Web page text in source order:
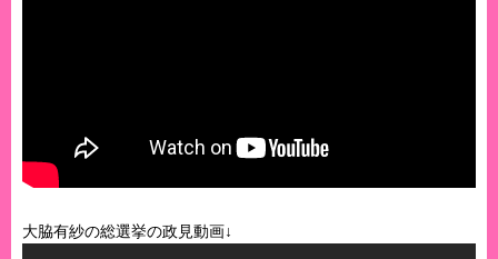
大脇有紗の総選挙の政見動画↓